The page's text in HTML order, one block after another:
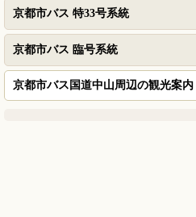
京都市バス 特33号系統
京都市バス 臨号系統
京都市バス国道中山周辺の観光案内